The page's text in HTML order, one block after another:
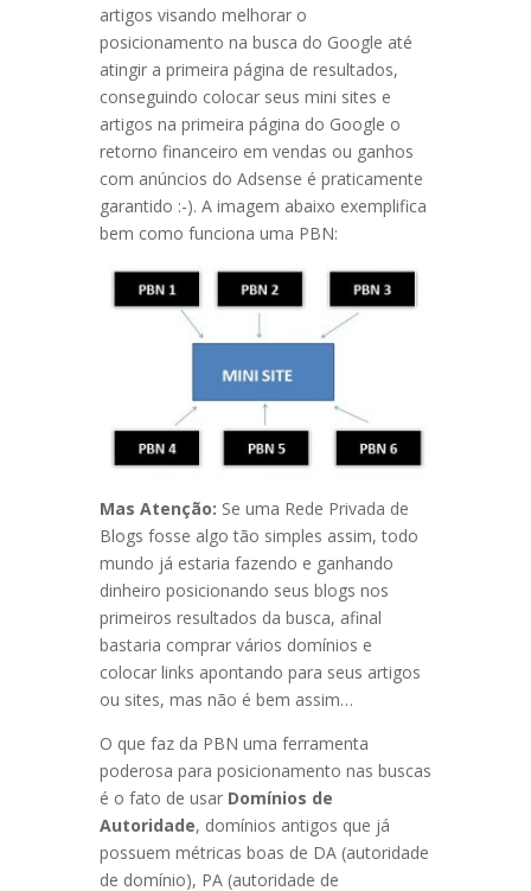
artigos visando melhorar o
posicionamento na busca do Google até
atingir a primeira página de resultados,
conseguindo colocar seus mini sites e
artigos na primeira página do Google o
retorno financeiro em vendas ou ganhos
com anúncios do Adsense é praticamente
garantido :-). A imagem abaixo exemplifica
bem como funciona uma PBN:
Mas Atenção: Se uma Rede Privada de
Blogs fosse algo tão simples assim, todo
mundo já estaria fazendo e ganhando
dinheiro posicionando seus blogs nos
primeiros resultados da busca, afinal
bastaria comprar vários domínios e
colocar links apontando para seus artigos
ou sites, mas não é bem assim…
O que faz da PBN uma ferramenta
poderosa para posicionamento nas buscas
é o fato de usar Domínios de
Autoridade, domínios antigos que já
possuem métricas boas de DA (autoridade
de domínio), PA (autoridade de